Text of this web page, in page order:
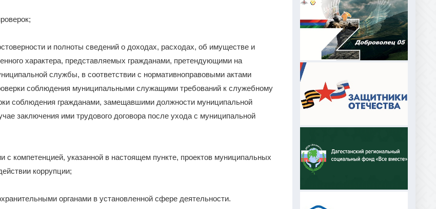
и полноты сведений о доходах, расходах, об имуществе и
характера, представляемых гражданами, претендующими на
службы, в соответствии с нормативноправовыми актами
соблюдения муниципальными служащими требований к служебному
соблюдения гражданами, замещавшими должности муниципальной
заключения ими трудового договора после ухода с муниципальной
с компетенцией, указанной в настоящем пункте, проектов муниципальных
коррупции;
органами в установленной сфере деятельности.